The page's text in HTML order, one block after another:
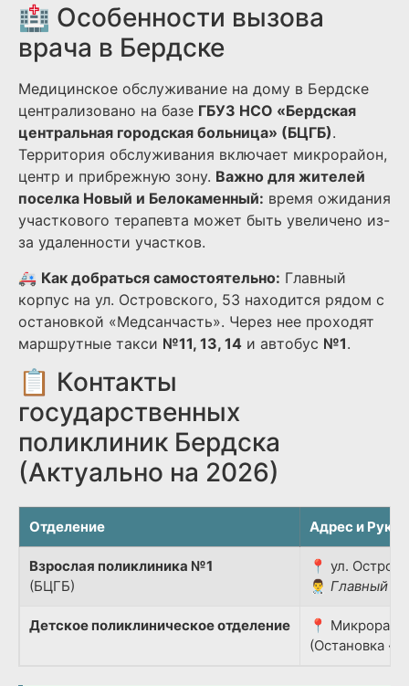
🏥 Особенности вызова
врача в Бердске
Медицинское обслуживание на дому в Бердске
централизовано на базе ГБУЗ НСО «Бердская
центральная городская больница» (БЦГБ).
Территория обслуживания включает микрорайон,
центр и прибрежную зону. Важно для жителей
поселка Новый и Белокаменный: время ожидания
участкового терапевта может быть увеличено из-
за удаленности участков.
🚑 Как добраться самостоятельно: Главный
корпус на ул. Островского, 53 находится рядом с
остановкой «Медсанчасть». Через нее проходят
маршрутные такси №11, 13, 14 и автобус №1.
📋 Контакты
государственных
поликлиник Бердска
(Актуально на 2026)
Отделение Адрес и
Взрослая поликлиника №1
(БЦГБ)
📍 ул.
👨‍⚕️ Главный
Детское поликлиническое отделение
📍
(Остановка